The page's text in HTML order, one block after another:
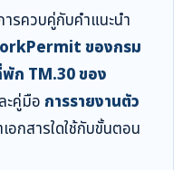
รควบคู่กับคำแนะนำ
ของกรม
ก TM.30 ของ
ะคู่มือ การรายงานตัว
อกสารใดใช้กับขั้นตอน